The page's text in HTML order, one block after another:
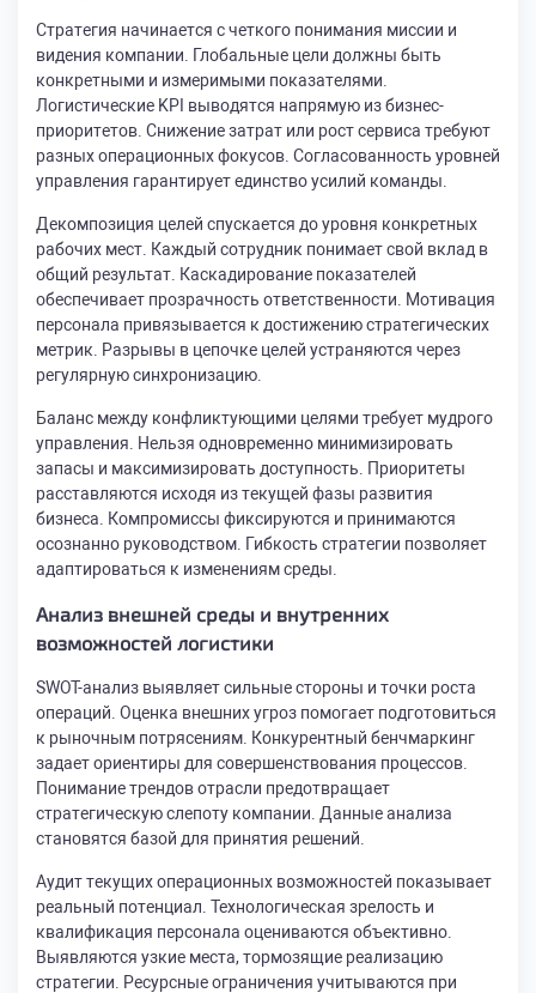
Стратегия начинается с четкого понимания миссии и
видения компании. Глобальные цели должны быть
конкретными и измеримыми показателями.
Логистические KPI выводятся напрямую из бизнес-
приоритетов. Снижение затрат или рост сервиса требуют
разных операционных фокусов. Согласованность уровней
управления гарантирует единство усилий команды.
Декомпозиция целей спускается до уровня конкретных
рабочих мест. Каждый сотрудник понимает свой вклад в
общий результат. Каскадирование показателей
обеспечивает прозрачность ответственности. Мотивация
персонала привязывается к достижению стратегических
метрик. Разрывы в цепочке целей устраняются через
регулярную синхронизацию.
Баланс между конфликтующими целями требует мудрого
управления. Нельзя одновременно минимизировать
запасы и максимизировать доступность. Приоритеты
расставляются исходя из текущей фазы развития
бизнеса. Компромиссы фиксируются и принимаются
осознанно руководством. Гибкость стратегии позволяет
адаптироваться к изменениям среды.
Анализ внешней среды и внутренних
возможностей логистики
SWOT-анализ выявляет сильные стороны и точки роста
операций. Оценка внешних угроз помогает подготовиться
к рыночным потрясениям. Конкурентный бенчмаркинг
задает ориентиры для совершенствования процессов.
Понимание трендов отрасли предотвращает
стратегическую слепоту компании. Данные анализа
становятся базой для принятия решений.
Аудит текущих операционных возможностей показывает
реальный потенциал. Технологическая зрелость и
квалификация персонала оцениваются объективно.
Выявляются узкие места, тормозящие реализацию
стратегии. Ресурсные ограничения учитываются при